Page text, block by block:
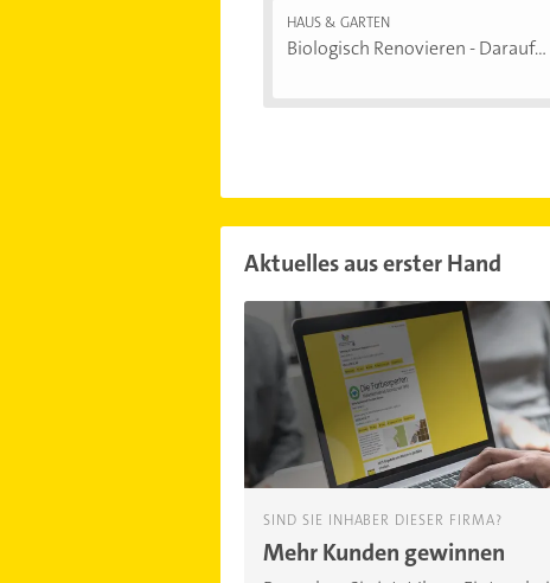
HAUS & GARTEN
Biologisch Renovieren - Darauf...
Aktuelles aus erster Hand
SIND SIE INHABER DIESER FIRMA?
Mehr Kunden gewinnen